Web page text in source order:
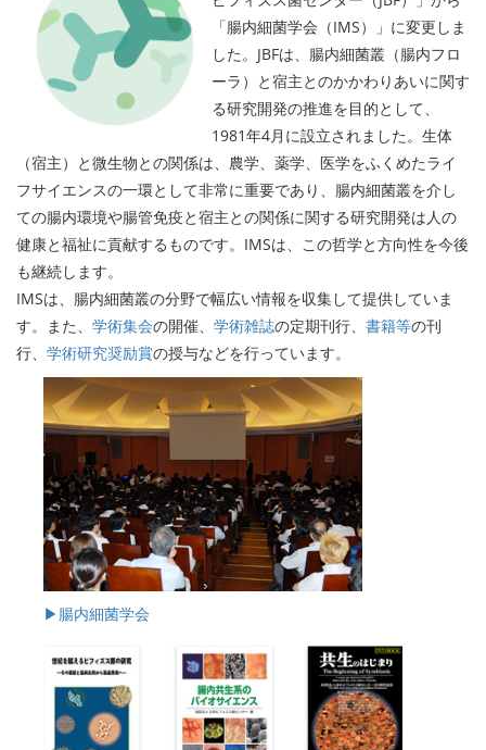
「腸内細菌学会（IMS）」に変更しま
した。JBFは、腸内細菌叢（腸内フロ
ーラ）と宿主とのかかわりあいに関す
る研究開発の推進を目的として、
1981年4月に設立されました。生体
（宿主）と微生物との関係は、農学、薬学、医学をふくめたライ
フサイエンスの一環として非常に重要であり、腸内細菌叢を介し
ての腸内環境や腸管免疫と宿主との関係に関する研究開発は人の
健康と福祉に貢献するものです。IMSは、この哲学と方向性を今後
も継続します。
IMSは、腸内細菌叢の分野で幅広い情報を収集して提供していま
す。また、 学術集会の開催、 学術雑誌の定期刊行、 書籍等の刊
行、 学術研究奨励賞の授与などを行っています。
▶腸内細菌学会